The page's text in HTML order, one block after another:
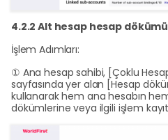
4.2.2 Alt hesap hesap
İşlem Adımları:
① Ana hesap sahibi, [Çoklu
sayfasında yer alan [Hesap
kullanarak hem ana hesabın
dökümlerine veya ilgili işlem